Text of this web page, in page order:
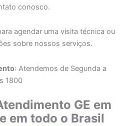
conosco.
agendar uma visita técnica ou
sobre nossos serviços.
: Atendemos de Segunda a
1800
GE em
em todo o Brasil